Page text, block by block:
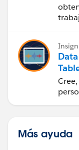
de
en
en
Más ayuda